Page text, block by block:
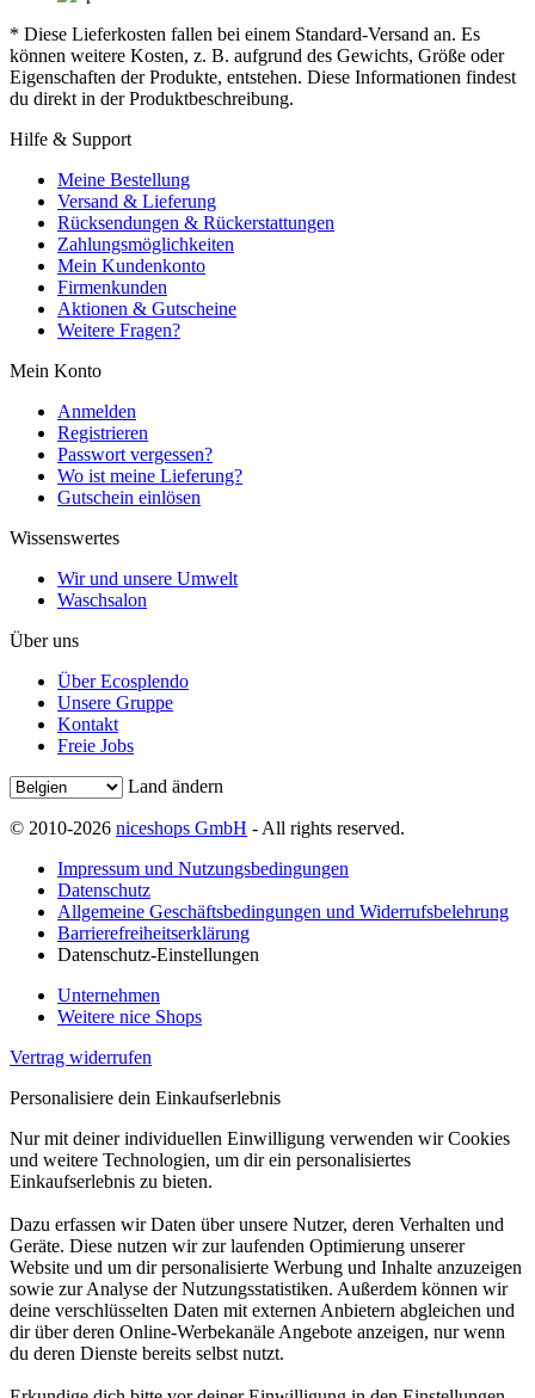
* Diese Lieferkosten fallen bei einem Standard-Versand an. Es
können weitere Kosten, z. B. aufgrund des Gewichts, Größe oder
Eigenschaften der Produkte, entstehen. Diese Informationen findest
du direkt in der Produktbeschreibung.
Hilfe & Support
Meine Bestellung
Versand & Lieferung
Rücksendungen & Rückerstattungen
Zahlungsmöglichkeiten
Mein Kundenkonto
Firmenkunden
Aktionen & Gutscheine
Weitere Fragen?
Mein Konto
Anmelden
Registrieren
Passwort vergessen?
Wo ist meine Lieferung?
Gutschein einlösen
Wissenswertes
Wir und unsere Umwelt
Waschsalon
Über uns
Über Ecosplendo
Unsere Gruppe
Kontakt
Freie Jobs
Land ändern
© 2010-2026 niceshops GmbH - All rights reserved.
Impressum und Nutzungsbedingungen
Datenschutz
Allgemeine Geschäftsbedingungen und Widerrufsbelehrung
Barrierefreiheitserklärung
Datenschutz-Einstellungen
Unternehmen
Weitere nice Shops
Vertrag widerrufen
Personalisiere dein Einkaufserlebnis
Nur mit deiner individuellen Einwilligung verwenden wir Cookies
und weitere Technologien, um dir ein personalisiertes
Einkaufserlebnis zu bieten.
Dazu erfassen wir Daten über unsere Nutzer, deren Verhalten und
Geräte. Diese nutzen wir zur laufenden Optimierung unserer
Website und um dir personalisierte Werbung und Inhalte anzuzeigen
sowie zur Analyse der Nutzungsstatistiken. Außerdem können wir
deine verschlüsselten Daten mit externen Anbietern abgleichen und
dir über deren Online-Werbekanäle Angebote anzeigen, nur wenn
du deren Dienste bereits selbst nutzt.